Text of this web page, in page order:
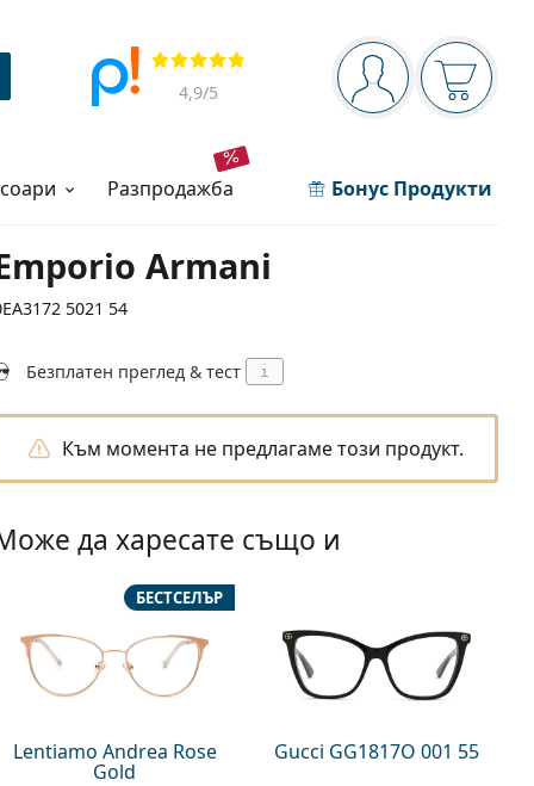
Navigation panel
Вие сте вписани
Прегледи
4,9/5
разпродажба Бонус Продукти
Armani
5021 54
Безплатен преглед & тест i
Към момента не предлагаме този продукт.
да харесате също и
Lentiamo Andrea Rose
Gold
БЕСТСЕЛЪР
Gucci GG1817O 001 55